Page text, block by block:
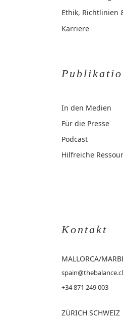
Ethik, Richtlinien
Karriere
In den Medien
Für die Presse
Podcast
Hilfreiche
Kontakt
MALLORCA/
+34 871 249 003
ZÜRICH SCHWEIZ